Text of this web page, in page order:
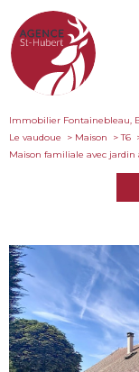
Immobilier Fontainebleau,
Le vaudoue
Maison
T6
maison familiale avec